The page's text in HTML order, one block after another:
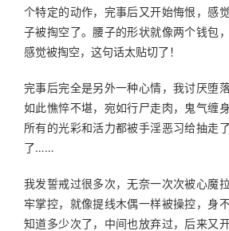
个特定的动作，完事后又开始悔恨，感
子被掏空了。腰子的形状就像两个钱包
感觉被掏空，这句话太贴切了！
完事后完全是另外一种心情，我讨厌堕
如此憔悴不堪，宛如行尸走肉，鬼气缠
所有的光彩和活力都被手淫恶习给抽走
了……
我发誓戒过很多次，无奈一次次被心魔
牢掌控，就像提线木偶一样被操控，身
知道多少次了，中间也放弃过，后来又